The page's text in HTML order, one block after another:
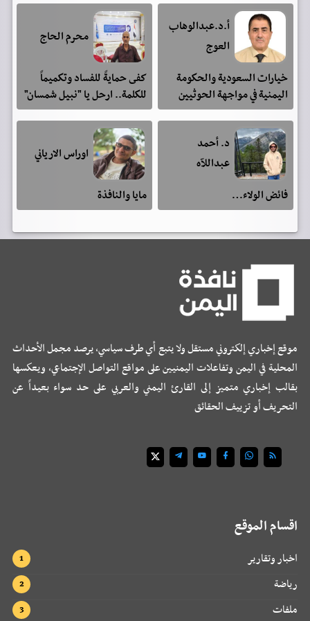
أ.د.عبدالوهاب
العوج
خيارات السعودية والحكومة
اليمنية في مواجهة الحوثيين
محرم الحاج
كفى حمايةً للفساد وتكميماً
للكلمة.. ارحل يا "نبيل شمسان"
د. أحمد
عبداللآه
فائض الولاء…
اوراس الارياني
مايا والنافذة
موقع إخباري إلكتروني مستقل ولا يتبع أي طرف سياسي، يرصد مجمل الأحداث
المحلية في اليمن وتفاعلات اليمنيين على مواقع التواصل الإجتماعي، ويعكسها
بقالب إخباري متميز إلى القارئ اليمني والعربي على حد سواء بعيداً عن
التحريف أو تزييف الحقائق
اقسام الموقع
اخبار وتقارير
رياضة
ملفات